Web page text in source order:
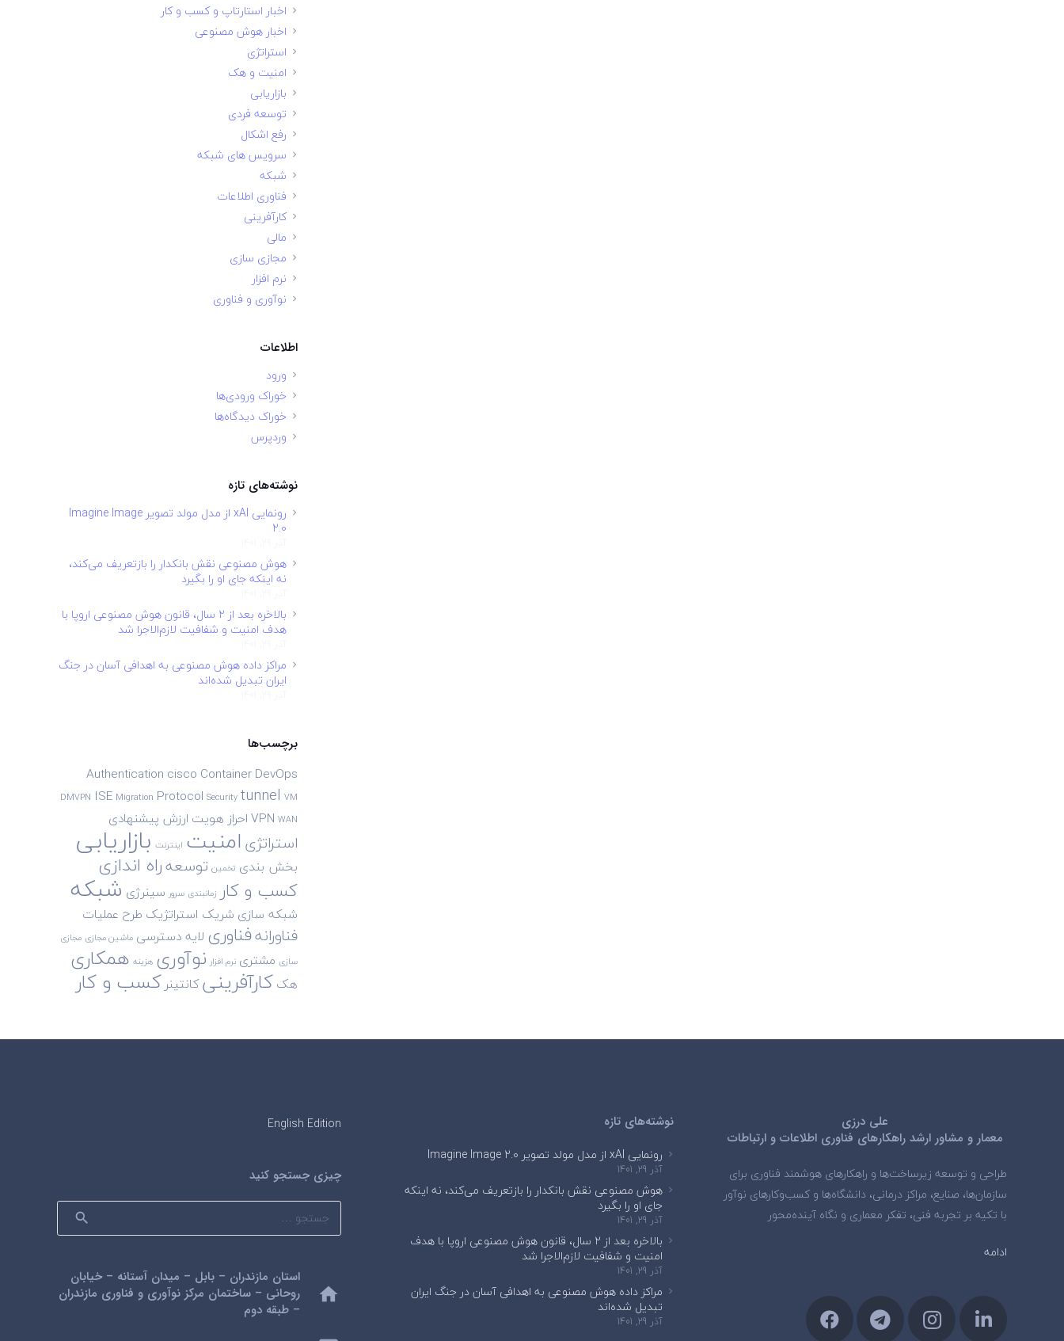
اخبار استارتاپ و کسب و کار
اخبار هوش مصنوعی
استراتژی
امنیت و هک
بازاریابی
توسعه فردی
رفع اشکال
سرویس های شبکه
شبکه
فناوری اطلاعات
کارآفرینی
مالی
مجازی سازی
نرم افزار
نوآوری و فناوری
اطلاعات
ورود
خوراک ورودی‌ها
خوراک دیدگاه‌ها
وردپرس
نوشته‌های تازه
رونمایی xAI از مدل مولد تصویر Imagine Image
2.0
هوش مصنوعی نقش بانکدار را بازتعریف می‌کند،
نه اینکه جای او را بگیرد
بالاخره بعد از ۲ سال، قانون هوش مصنوعی اروپا با
هدف امنیت و شفافیت لازم‌الاجرا شد
مراکز داده هوش مصنوعی به اهدافی آسان در جنگ
ایران تبدیل شده‌اند
برچسب‌ها
Authentication cisco ContainerDevOps
DMVPN ISE Migration Protocol Security tunnel VM
VPN WAN احراز هویت ارزش پیشنهادی
استراتژی امنیت اینترنت بازاریابی
بخش بندی تخمین توسعهراه اندازی
کسب و کار زمانبندی سرور سینرژی شبکه
شبکه سازی شریک استراتژیک طرح عملیات
فناورانهفناوری لایه دسترسی ماشین مجازی مجازی
سازی مشتری نرم افزار نوآوری هزینه همکاری
هککارآفرینیکانتینر کسب و کار
علی درزی
معمار و مشاور ارشد راهکارهای فناوری اطلاعات و ارتباطات
طراحی و توسعه زیرساخت‌ها و راهکارهای هوشمند فناوری برای
سازمان‌ها، صنایع، مراکز درمانی، دانشگاه‌ها و کسب‌وکارهای نوآور
با تکیه بر تجربه فنی، تفکر معماری و نگاه آینده‌محور
ادامه
نوشته‌های تازه
رونمایی xAI از مدل مولد تصویر Imagine Image 2.0
آذر 29, 1401
هوش مصنوعی نقش بانکدار را بازتعریف می‌کند، نه اینکه
جای او را بگیرد
آذر 29, 1401
بالاخره بعد از ۲ سال، قانون هوش مصنوعی اروپا با هدف
امنیت و شفافیت لازم‌الاجرا شد
آذر 29, 1401
مراکز داده هوش مصنوعی به اهدافی آسان در جنگ ایران
تبدیل شده‌اند
آذر 29, 1401
English Edition
چیزی جستجو کنید
جستجو
برای:
home
استان مازندران – بابل – میدان آستانه – خیابان
روحانی – ساختمان مرکز نوآوری و فناوری مازندران
– طبقه دوم